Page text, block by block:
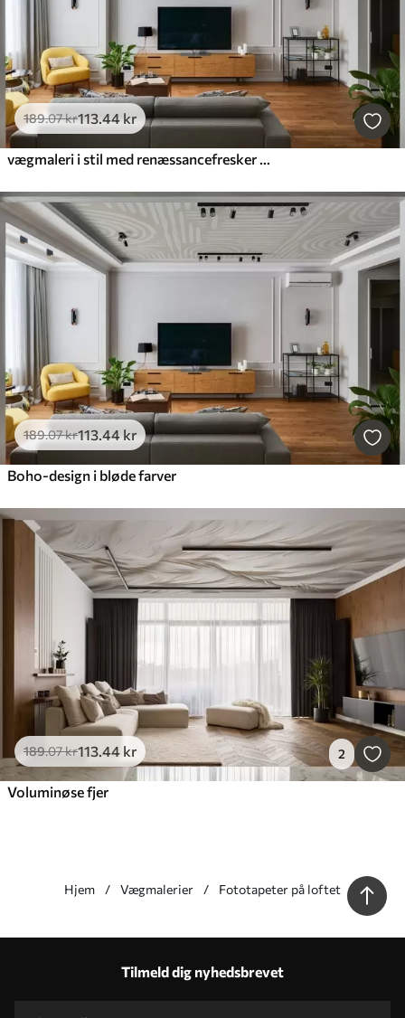
189.07kr113.44 kr
vægmaleri i stil med renæssancefresker i beige og mørke nuancer. To mandlige gudefigurer, der rækker ud til hinanden
189.07kr113.44 kr
Boho-design i bløde farver
189.07kr113 .44 kr 2
Voluminøse fjer
Hjem Vægmalerier Fototapeter på loftet
Produktion efter individuelle størrelserTilmeld dig nyhedsbrevet